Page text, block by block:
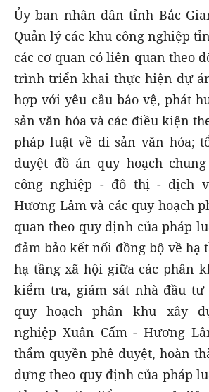
Ủy ban nhân dân tỉnh Bắc
Quản lý các khu công nghiệp
các cơ quan có liên quan theo
trình triển khai thực hiện dự
hợp với yêu cầu bảo vệ, phát
sản văn hóa và các điều kiện
pháp luật về di sản văn hóa;
duyệt đồ án quy hoạch
công nghiệp - đô thị - dịch
Hương Lâm và các quy hoạch
quan theo quy định của pháp
đảm bảo kết nối đồng bộ về hạ
hạ tầng xã hội giữa các phân
kiểm tra, giám sát nhà đầu
quy hoạch phân khu xây
nghiệp Xuân Cẩm - Hương
thẩm quyền phê duyệt, hoàn
dựng theo quy định của pháp